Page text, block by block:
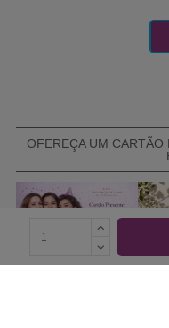
OFEREÇA UM